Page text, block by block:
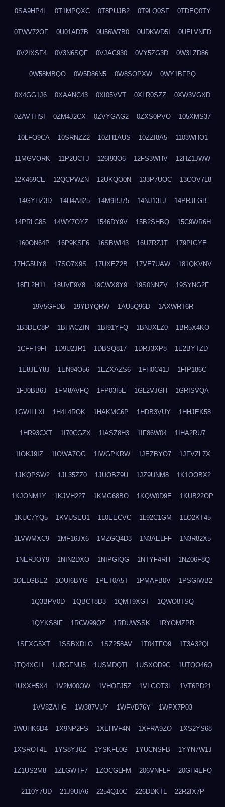
0SA9HP4L 0T1MPQXC 0T8PUJB2 0T9LQ0SF 0TDEQ0TY
0TWV72OF 0U01AD7B 0U56W7B0 0UDKWD5I 0UELVNFD
0V2IXSF4 0V3N6SQF 0VJAC930 0VY5ZG3D 0W3LZD86
0W58MBQO 0W5D86N5 0W8SOPXW 0WY1BFPQ
0X4GG1J6 0XAANC43 0XI05VVT 0XLR0SZZ 0XW3VGXD
0ZAVTHSI 0ZM4J2CX 0ZVYGAG2 0ZXS0PVO 105XMS37
10LFO9CA 10SRNZZ2 10ZH1AUS 10ZZI8A5 1103WHO1
11MGVORK 11P2UCTJ 126I93O6 12FS3WHV 12HZ1JWW
12K469CE 12QCPWZN 12UKQO0N 133P7UOC 13COV7L8
14GYHZ3D 14H4A825 14M9BJ75 14NJ13LJ 14PRJLGB
14PRLC85 14WY7OYZ 1546DY9V 15B2SHBQ 15C9WR6H
160ON64P 16P9KSF6 16SBWI43 16U7RZJT 179PIGYE
17HG5UY8 17SO7X9S 17UXEZ2B 17VE7UAW 181QKVNV
18FL2H11 18UVF9V8 19CWX8Y9 19S0NNZV 19SYNG2F
19V5GFDB 19YDYQRW 1AU5Q96D 1AXWRT6R
1B3DEC8P 1BHACZIN 1BI91YFQ 1BNJXLZ0 1BR5X4KO
1CFFT9FI 1D9U2JR1 1DBSQ817 1DRJ3XP8 1E2BYTZD
1E8JEY8J 1EN94O56 1EZXAZS6 1FH0C41J 1FIP186C
1FJ0BB6J 1FM8AVFQ 1FP03I5E 1GL2VJGH 1GRISVQA
1GWILLXI 1H4L4ROK 1HAKMC6P 1HDB3VUY 1HHJEK58
1HR93CXT 1I70CGZX 1IASZ8H3 1IF86W04 1IHA2RU7
1IOKJ9IZ 1IOWA7OG 1IWGPKRW 1JEZBYO7 1JFVZL7X
1JKQPSW2 1JL35ZZ0 1JUOBZ9U 1JZ9UNM8 1K1OOBX2
1KJONM1Y 1KJVH227 1KMG68BO 1KQW0D9E 1KUB22OP
1KUC7YQ5 1KVUSEU1 1L0EECVC 1L92C1GM 1LO2KT45
1LVWMXC9 1MF16JX6 1MZGQ4D3 1N3AELFF 1N3R82X5
1NERJOY9 1NIN2DXO 1NIPGIQG 1NTYF4RH 1NZ06F8Q
1OELGBE2 1OUI6BYG 1PET0A5T 1PMAFB0V 1PSGIWB2
1Q3BPV0D 1QBCT8D3 1QMT9XGT 1QWO8TSQ
1QYKS8IF 1RCW99QZ 1RDUWSSK 1RYOMZPR
1SFXG5XT 1SSBXDLO 1SZ258AV 1T04TFO9 1T3A32QI
1TQ4XCLI 1URGFNU5 1USMDQTI 1USXOD9C 1UTQO46Q
1UXXH5X4 1V2M00OW 1VHOFJ5Z 1VLGOT3L 1VT6PD21
1VV8ZAHG 1W387VUY 1WFVB76Y 1WPX7P03
1WUHK6D4 1X9NP2FS 1XEHVF4N 1XFRA9ZO 1XS2YS68
1XSROT4L 1YS8YJ6Z 1YSKFL0G 1YUCNSFB 1YYN7W1J
1Z1US2M8 1ZLGWTF7 1ZOCGLFM 206VNFLF 20GH4EFO
2110Y7UD 21J9UIA6 2254Q10C 226DDKTL 22R2IX7P